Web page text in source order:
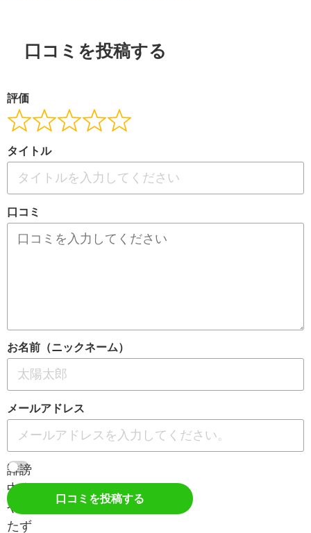
口コミを投稿する
評価
タイトル
口コミ
お名前（ニックネーム）
メールアドレス
誹謗
中傷
やい
たず
口コミを投稿する